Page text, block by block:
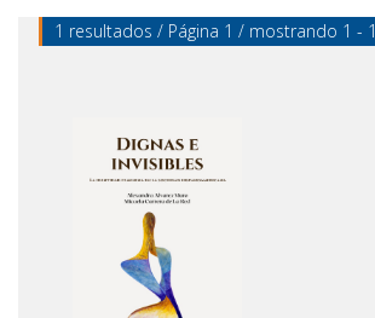
1 resultados / Página 1 / mostrando 1 - 1